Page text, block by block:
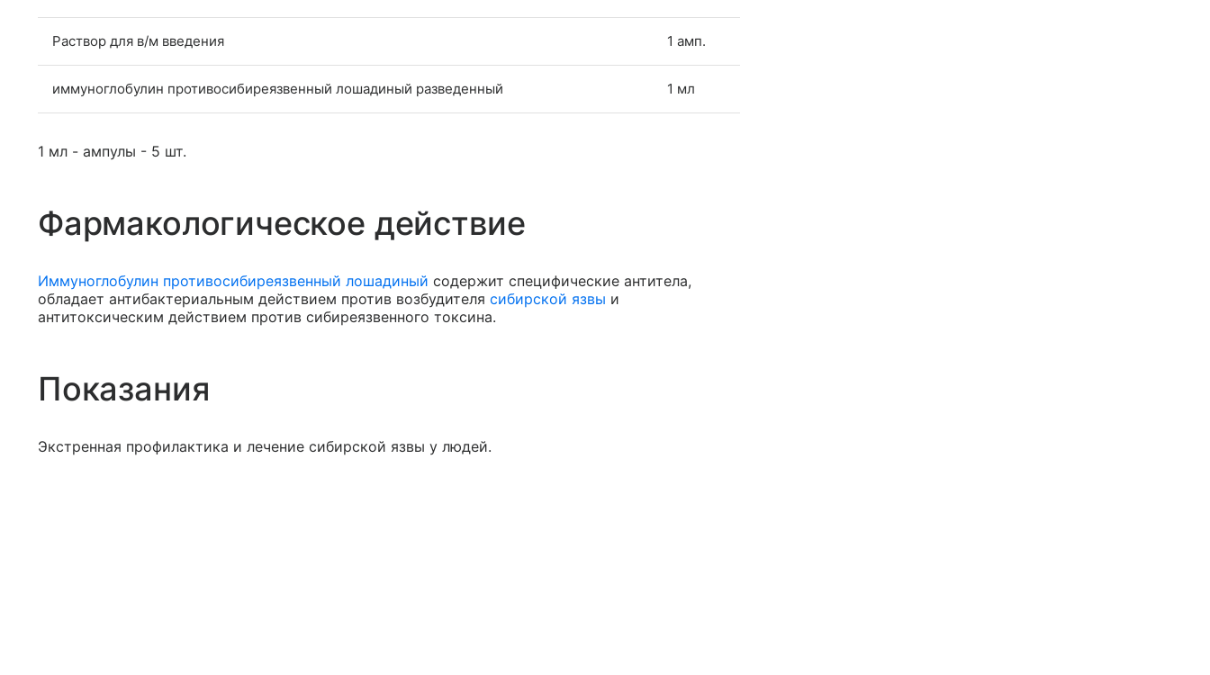
Раствор для в/м введения 1 амп.
иммуноглобулин противосибиреязвенный лошадиный разведенный 1 мл
1 мл - ампулы - 5 шт.
Фармакологическое действие
Иммуноглобулин противосибиреязвенный лошадиный содержит специфические антитела,
обладает антибактериальным действием против возбудителя сибирской язвы и
антитоксическим действием против сибиреязвенного токсина.
Показания
Экстренная профилактика и лечение сибирской язвы у людей.